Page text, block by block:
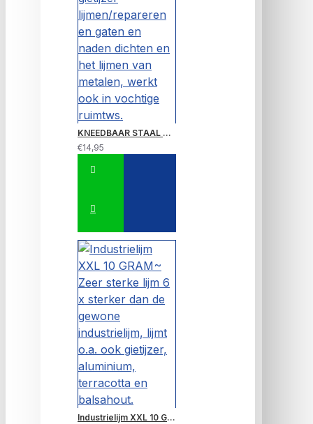
KNEEDBAAR STAAL 56 gram, gietijzer lijmen/repareren en gaten en naden dichten en het lijmen van metalen, werkt ook in vochtige ruimtws.
€14,95
Industrielijm XXL 10 GRAM~ Zeer sterke lijm 6 x sterker dan de gewone industrielijm, lijmt o.a. ook gietijzer, aluminium, terracotta en balsahout.